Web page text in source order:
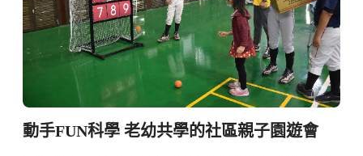
動手FUN科學 老幼共學的社區親子園遊會